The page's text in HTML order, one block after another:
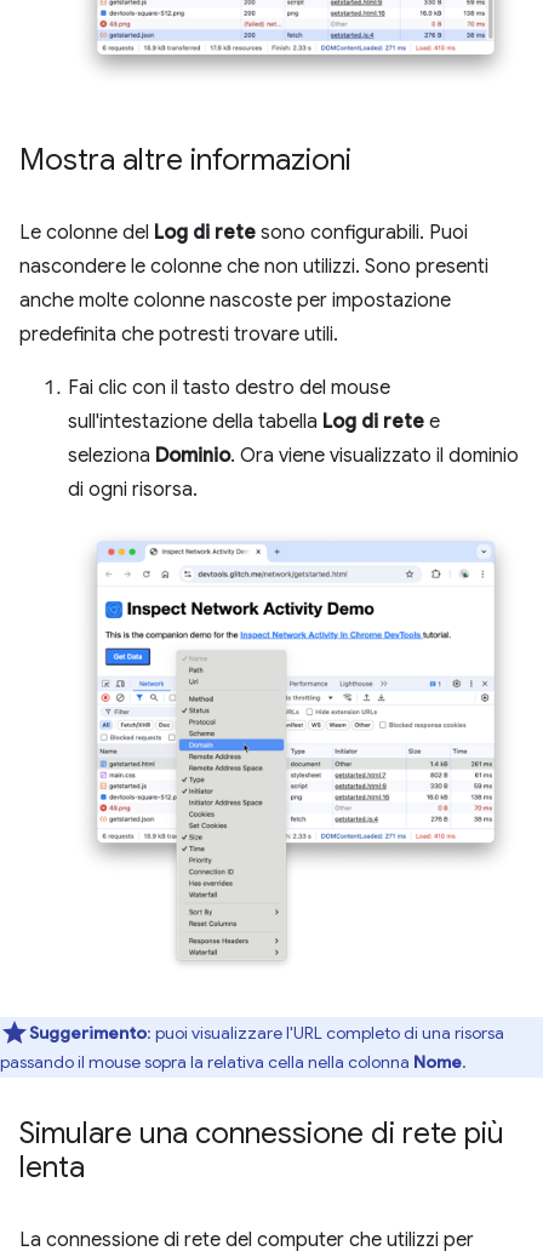
Mostra altre informazioni
Le colonne del Log di rete sono configurabili. Puoi
nascondere le colonne che non utilizzi. Sono presenti
anche molte colonne nascoste per impostazione
predefinita che potresti trovare utili.
Fai clic con il tasto destro del mouse
sull'intestazione della tabella Log di rete e
seleziona Dominio. Ora viene visualizzato il dominio
di ogni risorsa.
Suggerimento: puoi visualizzare l'URL completo di una risorsa
passando il mouse sopra la relativa cella nella colonna Nome.
Simulare una connessione di rete più
lenta
La connessione di rete del computer che utilizzi per